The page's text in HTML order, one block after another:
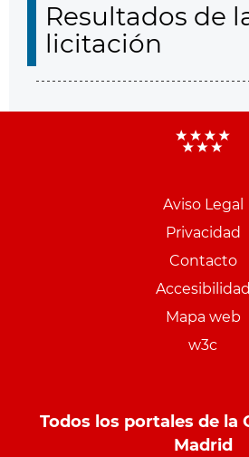
Resultados de
licitación
Aviso Legal
Privacidad
Contacto
Accesibilidad
Mapa web
w3c
Todos los portales de la
Madrid